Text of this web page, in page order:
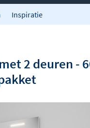
Inspiratie
2 deuren -